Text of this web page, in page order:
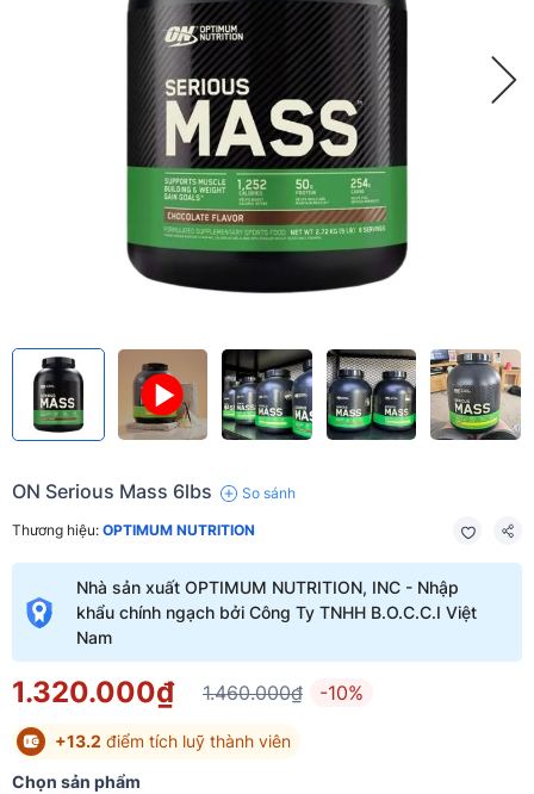
ON Serious Mass 6lbs So sánh
Thương hiệu: OPTIMUM NUTRITION
Nhà sản xuất OPTIMUM NUTRITION, INC - Nhập
khẩu chính ngạch bởi Công Ty TNHH B.O.C.C.I Việt
Nam
1.320.000₫ 1.460.000₫ -10%
+13.2 điểm tích luỹ thành viên
Chọn sản phẩm